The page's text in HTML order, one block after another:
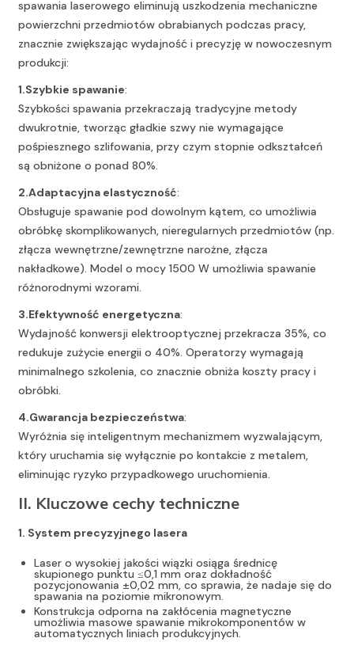
spawania laserowego eliminują uszkodzenia mechaniczne
powierzchni przedmiotów obrabianych podczas pracy,
znacznie zwiększając wydajność i precyzję w nowoczesnym
produkcji:
1.Szybkie spawanie:
Szybkości spawania przekraczają tradycyjne metody
dwukrotnie, tworząc gładkie szwy nie wymagające
pośpiesznego szlifowania, przy czym stopnie odkształceń
są obniżone o ponad 80%.
2.Adaptacyjna elastyczność:
Obsługuje spawanie pod dowolnym kątem, co umożliwia
obróbkę skomplikowanych, nieregularnych przedmiotów (np.
złącza wewnętrzne/zewnętrzne narożne, złącza
nakładkowe). Model o mocy 1500 W umożliwia spawanie
różnorodnymi wzorami.
3.Efektywność energetyczna:
Wydajność konwersji elektrooptycznej przekracza 35%, co
redukuje zużycie energii o 40%. Operatorzy wymagają
minimalnego szkolenia, co znacznie obniża koszty pracy i
obróbki.
4.Gwarancja bezpieczeństwa:
Wyróżnia się inteligentnym mechanizmem wyzwalającym,
który uruchamia się wyłącznie po kontakcie z metalem,
eliminując ryzyko przypadkowego uruchomienia.
II. Kluczowe cechy techniczne
1. System precyzyjnego lasera
Laser o wysokiej jakości wiązki osiąga średnicę
skupionego punktu ≤0,1 mm oraz dokładność
pozycjonowania ±0,02 mm, co sprawia, że nadaje się do
spawania na poziomie mikronowym.
Konstrukcja odporna na zakłócenia magnetyczne
umożliwia masowe spawanie mikrokomponentów w
automatycznych liniach produkcyjnych.